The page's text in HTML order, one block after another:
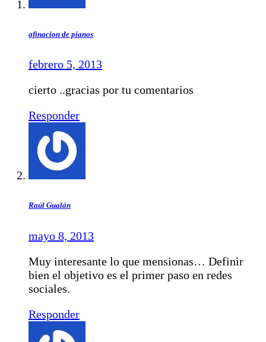
afinacion de pianos
febrero 5, 2013
cierto ..gracias por tu comentarios
Responder
Raúl Gualán
mayo 8, 2013
Muy interesante lo que mensionas… Definir
bien el objetivo es el primer paso en redes
sociales.
Responder